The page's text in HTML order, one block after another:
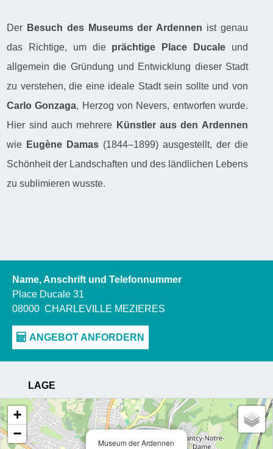
Der Besuch des Museums der Ardennen ist genau
das Richtige, um die prächtige Place Ducale und
allgemein die Gründung und Entwicklung dieser Stadt
zu verstehen, die eine ideale Stadt sein sollte und von
Carlo Gonzaga, Herzog von Nevers, entworfen wurde.
Hier sind auch mehrere Künstler aus den Ardennen
wie Eugène Damas (1844–1899) ausgestellt, der die
Schönheit der Landschaften und des ländlichen Lebens
zu sublimieren wusste.
Name, Anschrift und Telefonnummer
Place Ducale 31
08000 CHARLEVILLE MEZIERES
LAGE
Museum der Ardennen
+
−